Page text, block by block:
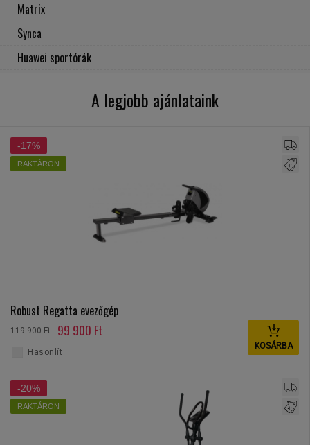
Matrix
Synca
Huawei sportórák
A legjobb ajánlataink
-17%
RAKTÁRON
Robust Regatta evezőgép
119 900 Ft 99 900 Ft
KOSÁRBA
Hasonlít
-20%
RAKTÁRON